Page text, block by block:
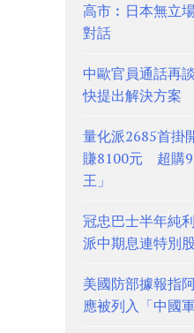
高市︰日本無立
對話
中歐官員通話再
快提出解決方案
量化派2685首掛
賺8100元 超購
王」
冠忠巴士半年純
派中期息連特別
美國防部據報指
應被列入「中國